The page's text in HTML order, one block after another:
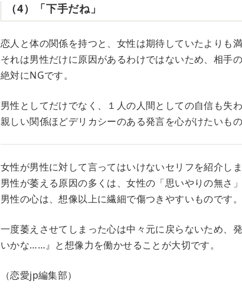
（4）「下手だね」
恋人と体の関係を持つと、女性は期待していたよりも
それは男性だけに原因があるわけではないため、相手
絶対にNGです。
男性としてだけでなく、１人の人間としての自信も失
親しい関係ほどデリカシーのある発言を心がけたいもの
女性が男性に対して言ってはいけないセリフを紹介しま
男性が萎える原因の多くは、女性の「思いやりの無さ
男性の心は、想像以上に繊細で傷つきやすいものです。
一度萎えさせてしまった心は中々元に戻らないため、
いかな……』と想像力を働かせることが大切です。
（恋愛jp編集部）